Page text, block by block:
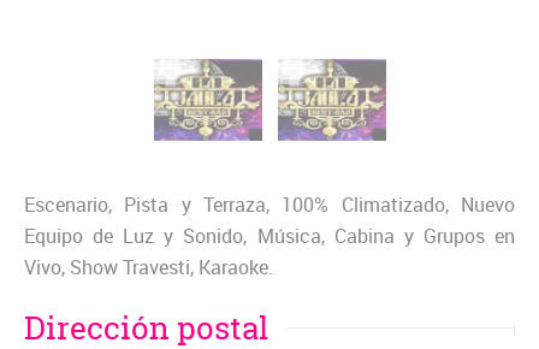
Escenario, Pista y Terraza, 100% Climatizado, Nuevo
Equipo de Luz y Sonido, Música, Cabina y Grupos en
Vivo, Show Travesti, Karaoke.
Dirección postal